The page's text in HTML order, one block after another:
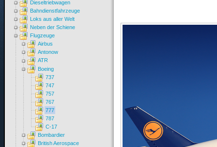
Dieseltriebwagen
Bahndienstfahrzeuge
Loks aus aller Welt
Neben der Schiene
Flugzeuge
Airbus
Antonow
ATR
Boeing
737
747
757
767
777
787
C-17
Bombardier
British Aerospace